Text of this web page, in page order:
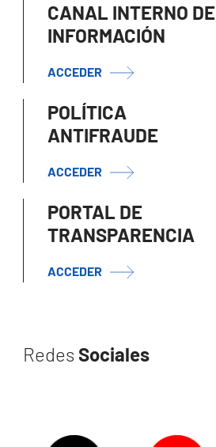
CANAL INTERNO DE
INFORMACIÓN
ACCEDER
POLÍTICA
ANTIFRAUDE
ACCEDER
PORTAL DE
TRANSPARENCIA
ACCEDER
Redes Sociales